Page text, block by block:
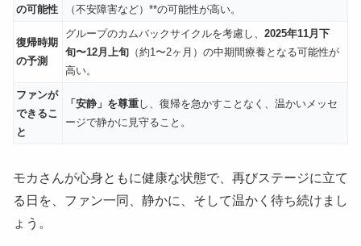
の可能性
（不安障害など）**の可能性が高い。
復帰時期
の予測
グループのカムバックサイクルを考慮し、 2025年11月下
旬〜12月上旬 （約1〜2ヶ月）の中期間療養となる可能性が
高い。
ファンが
できるこ
と
「安静」を尊重し、復帰を急かすことなく、温かいメッセ
ージで静かに見守ること。
モカさんが心身ともに健康な状態で、再びステージに立て
る日を、ファン一同、静かに、そして温かく待ち続けまし
ょう。